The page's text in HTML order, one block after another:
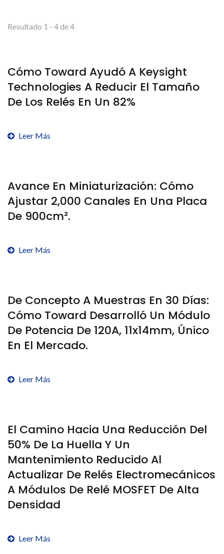
Resultado 1 - 4 de 4
Cómo Toward Ayudó A Keysight
Technologies A Reducir El Tamaño
De Los Relés En Un 82%
Leer Más
Avance En Miniaturización: Cómo
Ajustar 2,000 Canales En Una Placa
De 900cm².
Leer Más
De Concepto A Muestras En 30 Días:
Cómo Toward Desarrolló Un Módulo
De Potencia De 120A, 11x14mm, Único
En El Mercado.
Leer Más
El Camino Hacia Una Reducción Del
50% De La Huella Y Un
Mantenimiento Reducido Al
Actualizar De Relés Electromecánicos
A Módulos De Relé MOSFET De Alta
Densidad
Leer Más